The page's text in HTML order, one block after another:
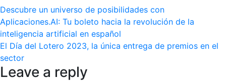
Descubre un universo de posibilidades con
Aplicaciones.AI: Tu boleto hacia la revolución de la
inteligencia artificial en español
El Día del Lotero 2023, la única entrega de premios en el
sector
Leave a reply